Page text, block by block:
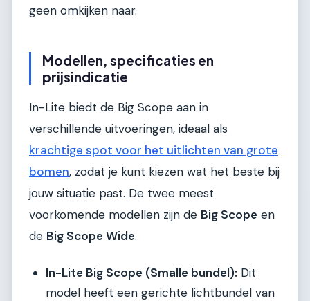
geen omkijken naar.
Modellen, specificaties en
prijsindicatie
In-Lite biedt de Big Scope aan in
verschillende uitvoeringen, ideaal als
krachtige spot voor het uitlichten van grote
bomen, zodat je kunt kiezen wat het beste bij
jouw situatie past. De twee meest
voorkomende modellen zijn de Big Scope en
de Big Scope Wide.
In-Lite Big Scope (Smalle bundel): Dit
model heeft een gerichte lichtbundel van